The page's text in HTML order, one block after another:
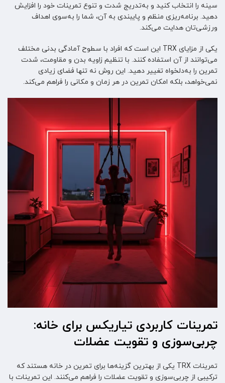
سینه را انتخاب کنید و به‌تدریج شدت و تنوع تمرینات خود را افزایش
دهید. برنامه‌ریزی منظم و پایبندی به آن، شما را به‌سوی اهداف
ورزشی‌تان هدایت می‌کند.
یکی از مزایای TRX این است که افراد با سطوح آمادگی بدنی مختلف
می‌توانند از آن استفاده کنند. با تنظیم زاویه بدن و مقاومت، شدت
تمرین را به‌دلخواه تغییر دهید. این روش نه تنها فضای زیادی
نمی‌خواهد، بلکه امکان تمرین در هر زمان و مکانی را فراهم می‌کند.
تمرینات کاربردی تیاریکس برای خانه:
چربی‌سوزی و تقویت عضلات
تمرینات TRX یکی از بهترین گزینه‌ها برای تمرین در خانه هستند که
ترکیبی از چربی‌سوزی و تقویت عضلات را فراهم می‌کنند. این تمرینات با